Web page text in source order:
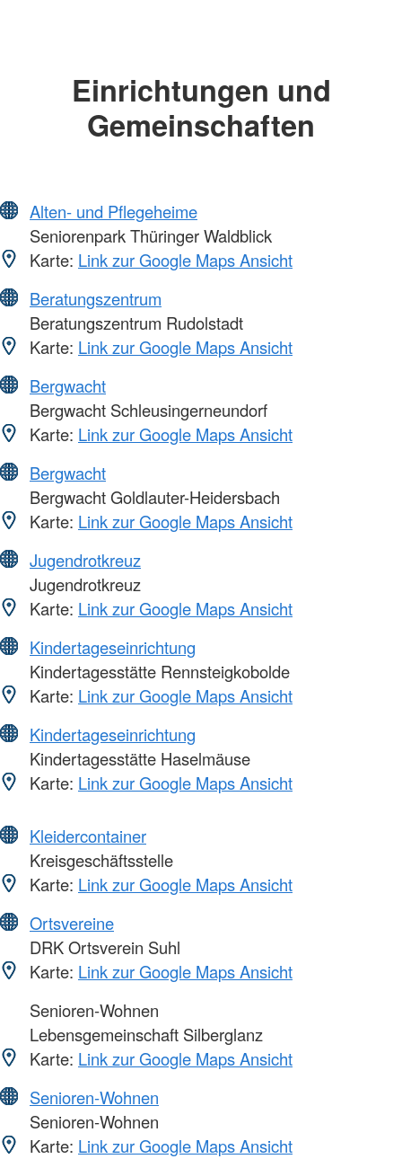
Einrichtungen und
Gemeinschaften
Alten- und Pflegeheime
Seniorenpark Thüringer Waldblick
Karte: Link zur Google Maps Ansicht
Beratungszentrum
Beratungszentrum Rudolstadt
Karte: Link zur Google Maps Ansicht
Bergwacht
Bergwacht Schleusingerneundorf
Karte: Link zur Google Maps Ansicht
Bergwacht
Bergwacht Goldlauter-Heidersbach
Karte: Link zur Google Maps Ansicht
Jugendrotkreuz
Jugendrotkreuz
Karte: Link zur Google Maps Ansicht
Kindertageseinrichtung
Kindertagesstätte Rennsteigkobolde
Karte: Link zur Google Maps Ansicht
Kindertageseinrichtung
Kindertagesstätte Haselmäuse
Karte: Link zur Google Maps Ansicht
Kleidercontainer
Kreisgeschäftsstelle
Karte: Link zur Google Maps Ansicht
Ortsvereine
DRK Ortsverein Suhl
Karte: Link zur Google Maps Ansicht
Senioren-Wohnen
Lebensgemeinschaft Silberglanz
Karte: Link zur Google Maps Ansicht
Senioren-Wohnen
Senioren-Wohnen
Karte: Link zur Google Maps Ansicht